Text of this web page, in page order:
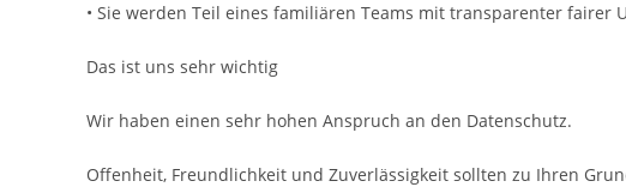
• Sie werden Teil eines familiären Teams mit transparenter fairer
Das ist uns sehr wichtig
Wir haben einen sehr hohen Anspruch an den Datenschutz.
Offenheit, Freundlichkeit und Zuverlässigkeit sollten zu Ihren